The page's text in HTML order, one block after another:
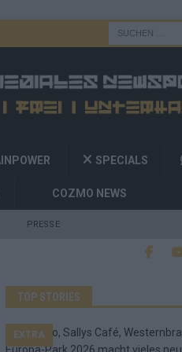
SPECIALS
COZMO NEWS
PRESSE
TOP STORIES
EXTRA